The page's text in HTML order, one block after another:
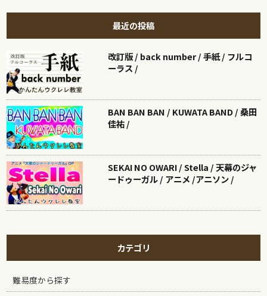
最近の投稿
改訂版 / back number / 手紙 / フルコ
ーラス /
BAN BAN BAN / KUWATA BAND / 桑田
佳祐 /
SEKAI NO OWARI / Stella / 天幕のジャ
ードゥーガル / アニメ /アニソン /
カテゴリ
難易度から探す